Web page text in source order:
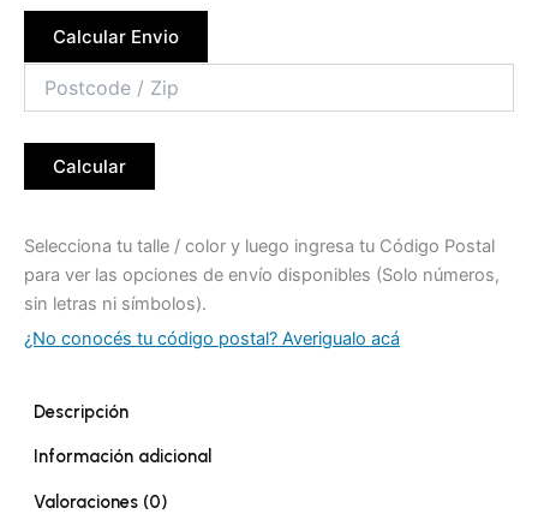
Calcular Envio
Calcular
Selecciona tu talle / color y luego ingresa tu Código Postal
para ver las opciones de envío disponibles (Solo números,
sin letras ni símbolos).
¿No conocés tu código postal? Averigualo acá
Descripción
Información adicional
Valoraciones (0)